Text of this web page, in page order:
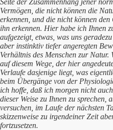
Seite der Zusammenhang jener
Vermögen, die nicht können die
erkennen, und die nicht können den
ihn erkennen. Hier habe ich Ihnen
aufgezeigt, etwas, was uns
aber instinktiv tiefer angeregten
Verhältnis des Menschen zur Natur.
auf diesem Wege, der hier
Verlaufe dasjenige liegt, was
beim Übergänge von der
ich hoffe, daß ich morgen nicht
dieser Weise zu Ihnen zu sprechen,
versuchen, im Laufe der nächsten
skizzenweise zu irgendeiner Zeit
fortzusetzen.